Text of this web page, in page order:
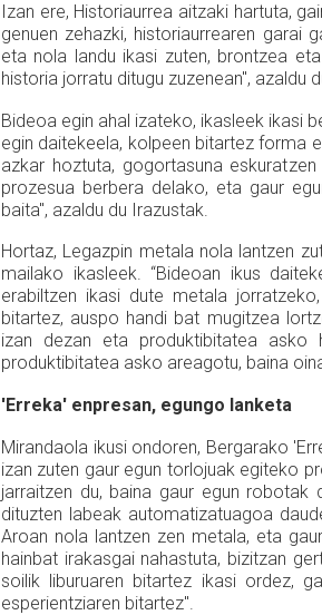
Izan ere, Historiaurrea aitzaki hartuta,
genuen zehazki, historiaurrearen garai
eta nola landu ikasi zuten, brontzea
historia jorratu ditugu zuzenean", azaldu
Bideoa egin ahal izateko, ikasleek ikasi
egin daitekeela, kolpeen bitartez forma
azkar hoztuta, gogortasuna
prozesua berbera delako, eta gaur
baita", azaldu du Irazustak.
Hortaz, Legazpin metala nola lantzen
mailako ikasleek. “Bideoan ikus
erabiltzen ikasi dute metala
bitartez, auspo handi bat mugitzea
izan dezan eta produktibitatea asko
produktibitatea asko areagotu, baina
'Erreka' enpresan, egungo lanketa
Mirandaola ikusi ondoren, Bergarako
izan zuten gaur egun torlojuak egiteko
jarraitzen du, baina gaur egun
dituzten labeak automatizatuagoa
Aroan nola lantzen zen metala, eta
hainbat irakasgai nahastuta, bizitzan
soilik liburuaren bitartez ikasi ordez,
esperientziaren bitartez".